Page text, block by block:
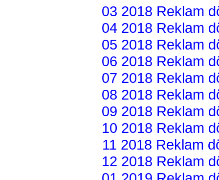
03 2018 Reklam
04 2018 Reklam
05 2018 Reklam
06 2018 Reklam
07 2018 Reklam
08 2018 Reklam
09 2018 Reklam
10 2018 Reklam
11 2018 Reklam
12 2018 Reklam